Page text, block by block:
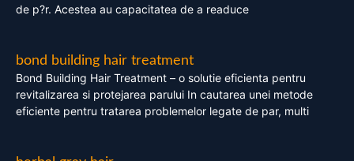
de p?r. Acestea au capacitatea de a readuce
bond building hair treatment
Bond Building Hair Treatment – o solutie eficienta pentru
revitalizarea si protejarea parului In cautarea unei metode
eficiente pentru tratarea problemelor legate de par, multi